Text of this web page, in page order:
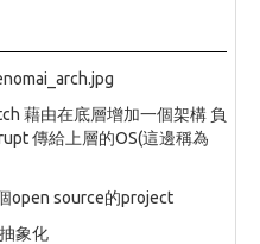
藉由在底層增加一個架構 負
傳給上層的OS(這邊稱為
open source的project
象化